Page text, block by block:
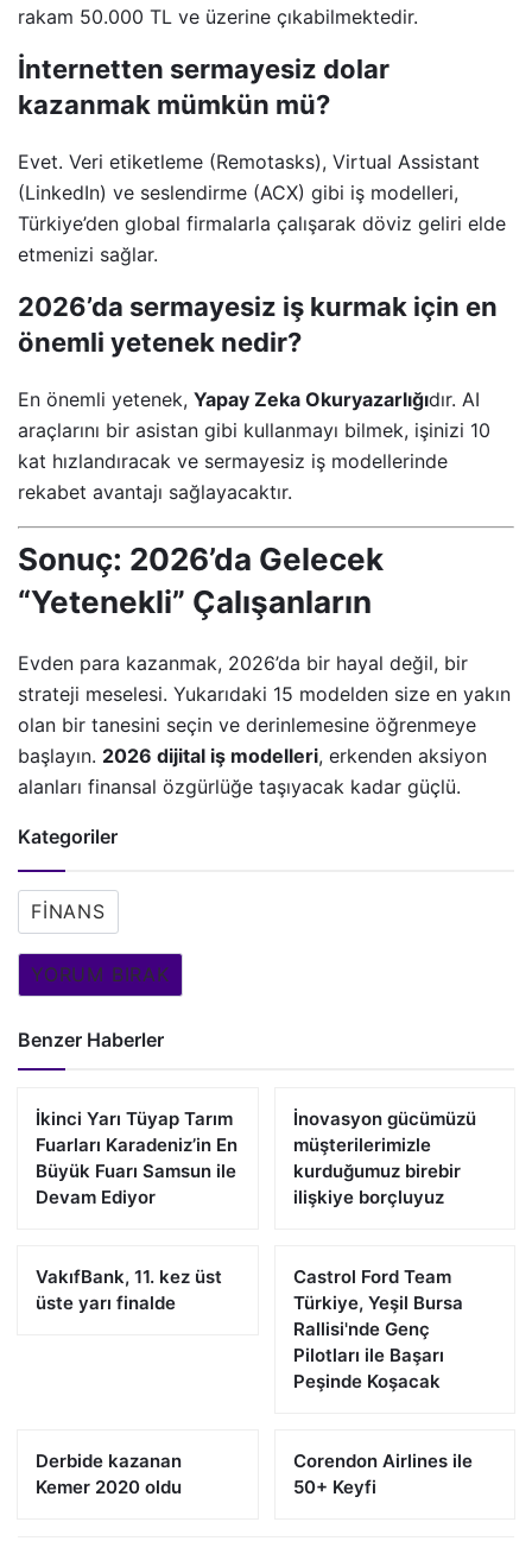
rakam 50.000 TL ve üzerine çıkabilmektedir.
İnternetten sermayesiz dolar
kazanmak mümkün mü?
Evet. Veri etiketleme (Remotasks), Virtual Assistant
(LinkedIn) ve seslendirme (ACX) gibi iş modelleri,
Türkiye’den global firmalarla çalışarak döviz geliri elde
etmenizi sağlar.
2026’da sermayesiz iş kurmak için en
önemli yetenek nedir?
En önemli yetenek, Yapay Zeka Okuryazarlığıdır. AI
araçlarını bir asistan gibi kullanmayı bilmek, işinizi 10
kat hızlandıracak ve sermayesiz iş modellerinde
rekabet avantajı sağlayacaktır.
Sonuç: 2026’da Gelecek
“Yetenekli” Çalışanların
Evden para kazanmak, 2026’da bir hayal değil, bir
strateji meselesi. Yukarıdaki 15 modelden size en yakın
olan bir tanesini seçin ve derinlemesine öğrenmeye
başlayın. 2026 dijital iş modelleri, erkenden aksiyon
alanları finansal özgürlüğe taşıyacak kadar güçlü.
Kategoriler
FINANS
YORUM BIRAK
Benzer Haberler
İkinci Yarı Tüyap Tarım
Fuarları Karadeniz’in En
Büyük Fuarı Samsun ile
Devam Ediyor
İnovasyon gücümüzü
müşterilerimizle
kurduğumuz birebir
ilişkiye borçluyuz
VakıfBank, 11. kez üst
üste yarı finalde
Castrol Ford Team
Türkiye, Yeşil Bursa
Rallisi'nde Genç
Pilotları ile Başarı
Peşinde Koşacak
Derbide kazanan
Kemer 2020 oldu
Corendon Airlines ile
50+ Keyfi